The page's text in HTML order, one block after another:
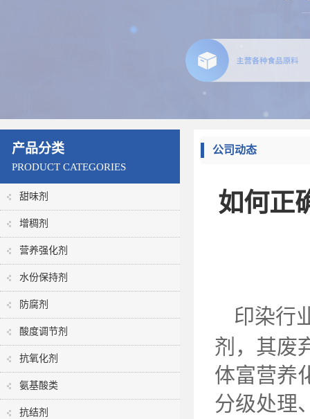
产品分类
PRODUCT CATEGORIES
甜味剂
增稠剂
营养强化剂
水份保持剂
防腐剂
酸度调节剂
抗氧化剂
氨基酸类
抗结剂
公司动态
如何正
印染行
剂，其废
体富营养
分级处理